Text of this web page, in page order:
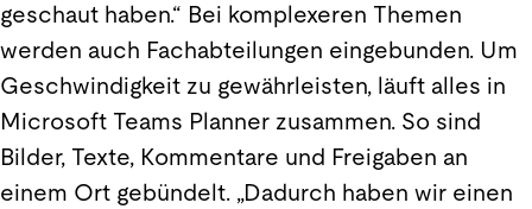
geschaut haben.“ Bei komplexeren Themen
werden auch Fachabteilungen eingebunden. Um
Geschwindigkeit zu gewährleisten, läuft alles in
Microsoft Teams Planner zusammen. So sind
Bilder, Texte, Kommentare und Freigaben an
einem Ort gebündelt. „Dadurch haben wir einen